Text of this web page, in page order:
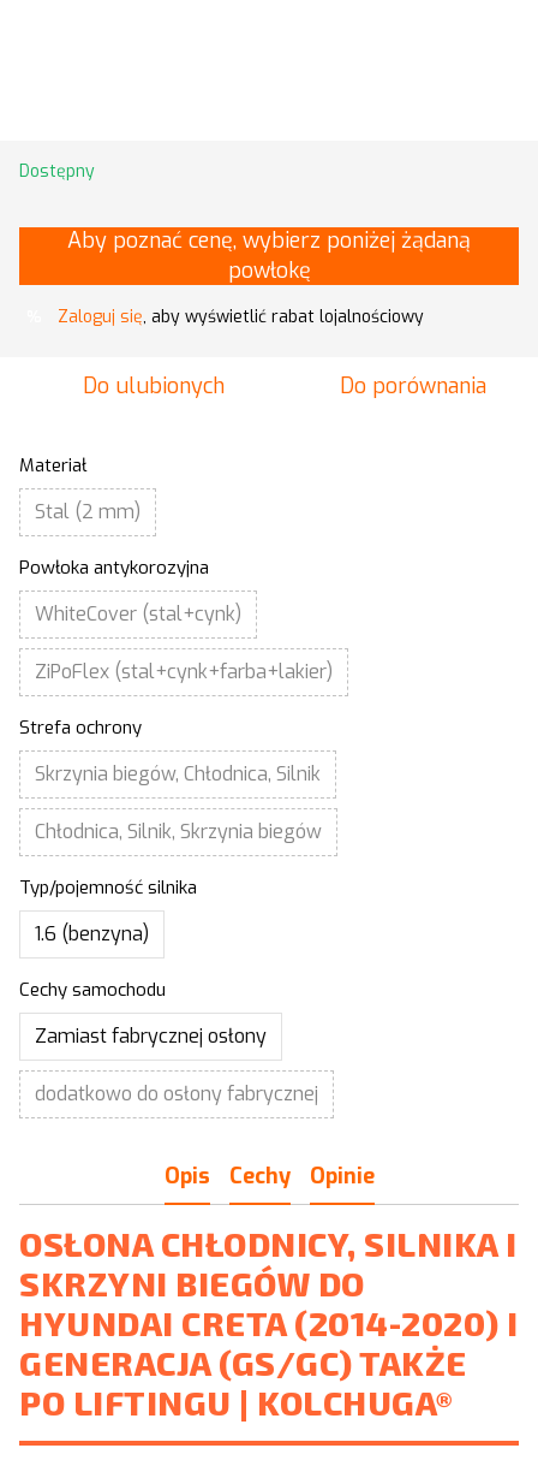
Dostępny
Aby poznać cenę, wybierz poniżej żądaną
powłokę
Zaloguj się, aby wyświetlić rabat lojalnościowy
Do ulubionych Do porównania
Materiał
Stal (2 mm)
Powłoka antykorozyjna
WhiteCover (stal+cynk)
ZiPoFlex (stal+cynk+farba+lakier)
Strefa ochrony
Skrzynia biegów, Chłodnica, Silnik
Chłodnica, Silnik, Skrzynia biegów
Typ/pojemność silnika
1.6 (benzyna)
Cechy samochodu
Zamiast fabrycznej osłony
dodatkowo do osłony fabrycznej
Opis Cechy Opinie
OSŁONA CHŁODNICY, SILNIKA I
SKRZYNI BIEGÓW DO
HYUNDAI CRETA (2014-2020) I
GENERACJA (GS/GC) TAKŻE
PO LIFTINGU | KOLCHUGA®